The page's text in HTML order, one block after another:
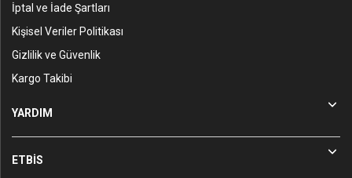
İptal ve İade Şartları
Kişisel Veriler Politikası
Gizlilik ve Güvenlik
Kargo Takibi
YARDIM
ETBİS